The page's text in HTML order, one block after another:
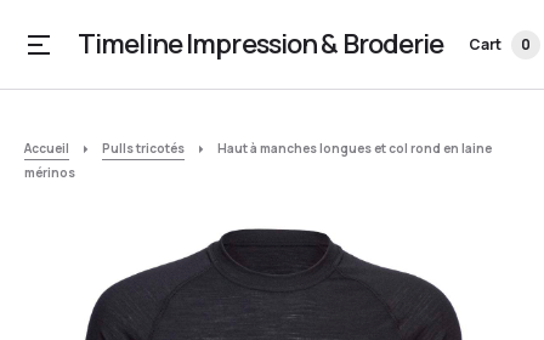
Timeline Impression & Broderie Cart 0
Accueil Pulls tricotés
Haut à manches longues et col rond en laine
mérinos